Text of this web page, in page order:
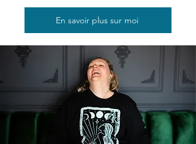
En savoir plus sur moi